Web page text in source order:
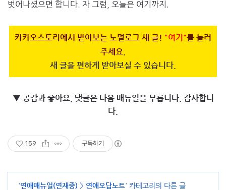
벗어나셨으면 합니다. 자 그럼, 오늘은 여기까지.
카카오스토리에서 받아보는 노멀로그 새 글! "여기"를 눌러
주세요.
새 글을 편하게 받아보실 수 있습니다.
▼ 공감과 좋아요, 댓글은 다음 매뉴얼을 부릅니다. 감사합니
다.
159 구독하기
'연애매뉴얼(연재중) > 연애오답노트' 카테고리의 다른 글